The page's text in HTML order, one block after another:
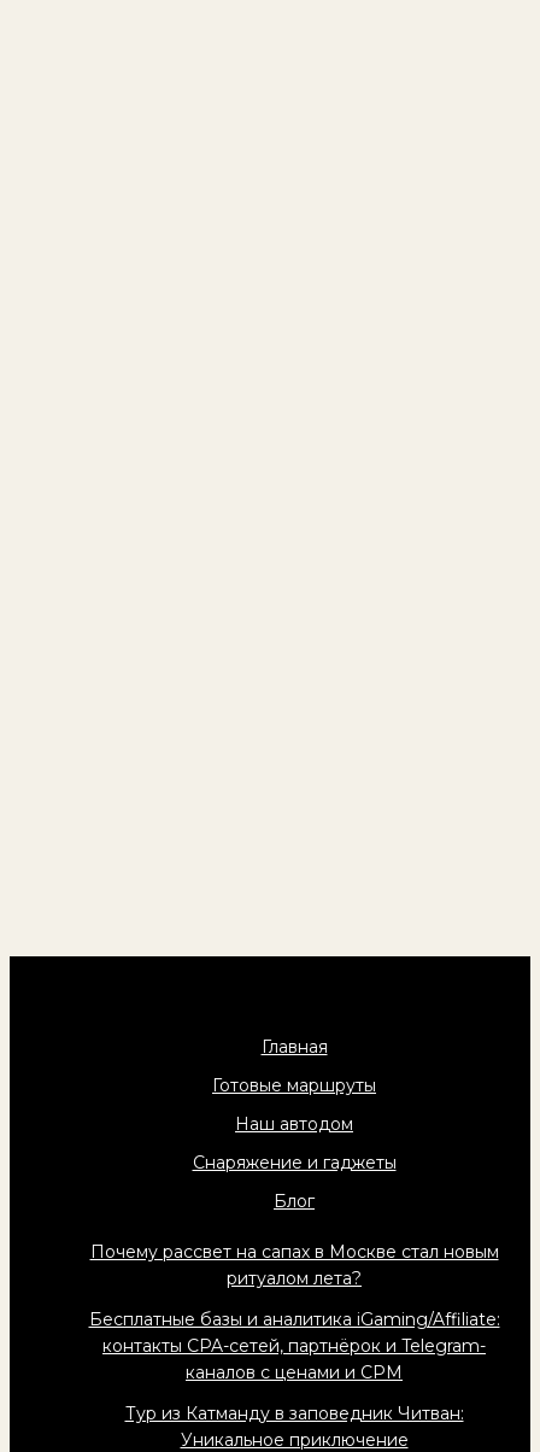
Главная
Готовые маршруты
Наш автодом
Снаряжение и гаджеты
Блог
Почему рассвет на сапах в Москве стал новым
ритуалом лета?
Бесплатные базы и аналитика iGaming/Affiliate:
контакты CPA-сетей, партнёрок и Telegram-
каналов с ценами и CPM
Тур из Катманду в заповедник Читван:
Уникальное приключение